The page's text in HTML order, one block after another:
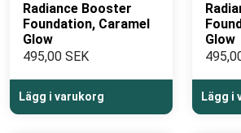
Radiance Booster
Foundation, Caramel
Glow
495,00 SEK
Lägg i varukorg
Glow
Lägg i